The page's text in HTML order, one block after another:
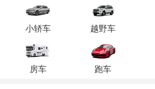
小轿车 越野车
房车 跑车